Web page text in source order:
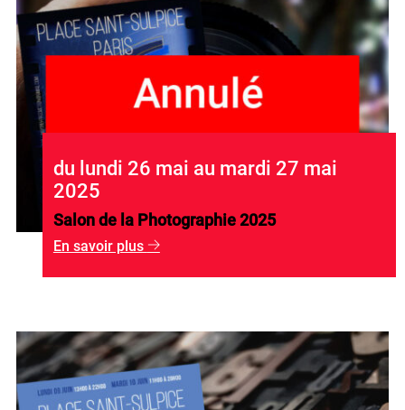
du lundi 26 mai au mardi 27 mai
2025
Salon de la Photographie 2025
En savoir plus g